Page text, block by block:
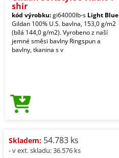
shir
kód výrobku:gi64000lb-s Light Blue
Gildan 100% U.S. bavlna, 153,0 g/m2
(bílá 144,0 g/m2). Vyrobeno z naší
jemné směsi bavlny Ringspun a
bavlny, tkanina s v
Skladem: 54.783 ks
- v ext. skladu: 36.576 ks